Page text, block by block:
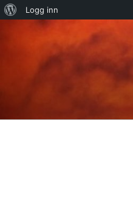
Om
WordPress
Logg inn